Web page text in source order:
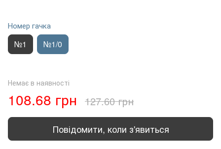
Номер гачка
№1 №1/0
Немає в наявності
108.68 грн 127.60 грн
Повідомити, коли з'явиться